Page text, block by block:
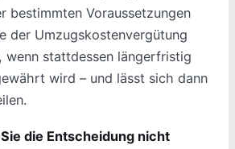
bestimmten Voraussetzungen
der Umzugskostenvergütung
wenn stattdessen längerfristig
wird – und lässt sich dann
die Entscheidung nicht